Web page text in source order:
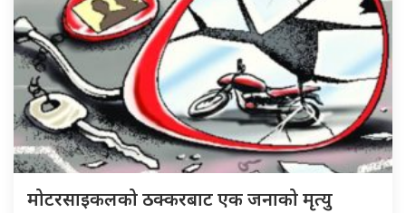
मोटरसाइकलको ठक्करबाट एक जनाको मृत्यु